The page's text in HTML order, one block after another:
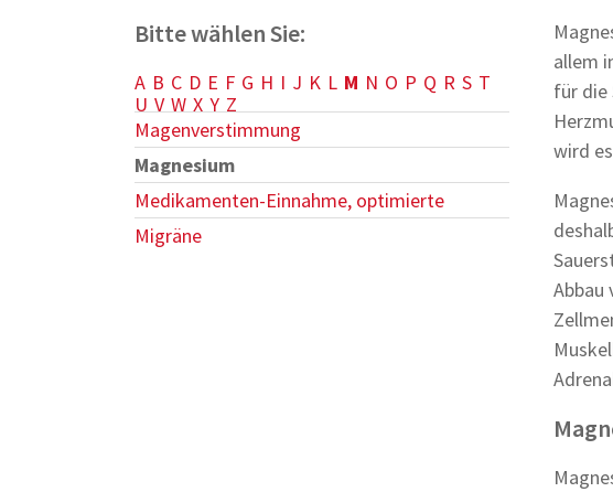
Bitte wählen Sie:
A B C D E F G H I J K L M N O P Q R S T
U V W X Y Z
Magenverstimmung
Magnesium
Medikamenten-Einnahme, optimierte
Migräne
allem
für die
wird
Abbau